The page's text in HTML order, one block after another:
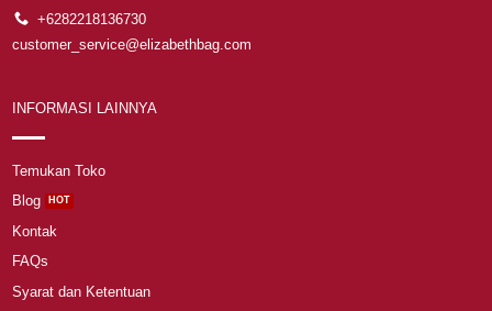
+6282218136730
customer_service@elizabethbag.com
INFORMASI LAINNYA
Temukan Toko
Blog
Kontak
FAQs
Syarat dan Ketentuan